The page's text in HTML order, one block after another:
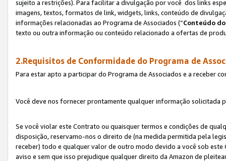
sujeito a restrições). Para facilitar a divulgação por você dos links
imagens, textos, formatos de link, widgets, links, conteúdo de
informações relacionadas ao Programa de Associados (“Conteúdo
texto ou outra informação ou conteúdo relacionado a ofertas de
2.Requisitos de Conformidade do Programa de
Para estar apto a participar do Programa de Associados e a receber
Você deve nos fornecer prontamente qualquer informação solicitada
Se você violar este Contrato ou quaisquer termos e condições de
disposição, reservamo-nos o direito de (na medida permitida pela
receber) todo e qualquer valor de outro modo devido a você sob
aviso e sem que isso prejudique qualquer direito da Amazon de